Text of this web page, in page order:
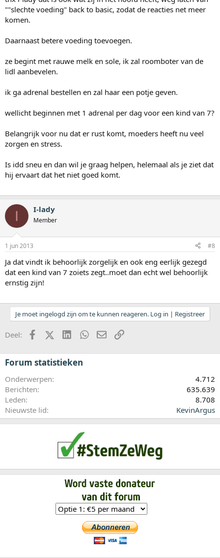
""slechte voeding" back to basic, zodat de reacties net meer
komen.
Daarnaast betere voeding toevoegen.
ze begint met rauwe melk en sole, ik zal roomboter van de
lidl aanbevelen.
ik ga adrenal bestellen en zal haar een potje geven.
wellicht beginnen met 1 adrenal per dag voor een kind van 7?
Belangrijk voor nu dat er rust komt, moeders heeft nu veel
zorgen en stress.
Is idd sneu en dan wil je graag helpen, helemaal als je ziet dat
hij ervaart dat het niet goed komt.
I I-lady
Member
1 jun 2013 #8
Ja dat vindt ik behoorlijk zorgelijk en ook eng eerlijk gezegd
dat een kind van 7 zoiets zegt..moet dan echt wel behoorlijk
ernstig zijn!
Je moet ingelogd zijn om te kunnen reageren. Log in | Registreer
Deel: FacebookX (Twitter)LinkedInWhatsApp
E-mailkoppeling
Forum statistieken
Onderwerpen
4.712
Berichten
635.639
Leden
8.708
Nieuwste lid
KevinArgus